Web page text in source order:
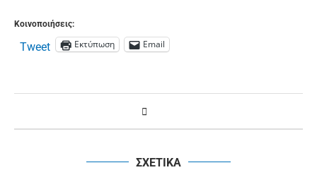
Κοινοποιήσεις:
Tweet Εκτύπωση Email
ΣΧΕΤΙΚΑ